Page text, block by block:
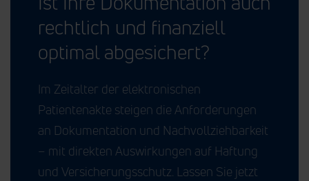
rechtlich und finanziell
optimal abgesichert?
Im Zeitalter der elektronischen
Patientenakte steigen die Anforderungen
an Dokumentation und Nachvollziehbarkeit
– mit direkten Auswirkungen auf Haftung
und Versicherungsschutz. Lassen Sie jetzt